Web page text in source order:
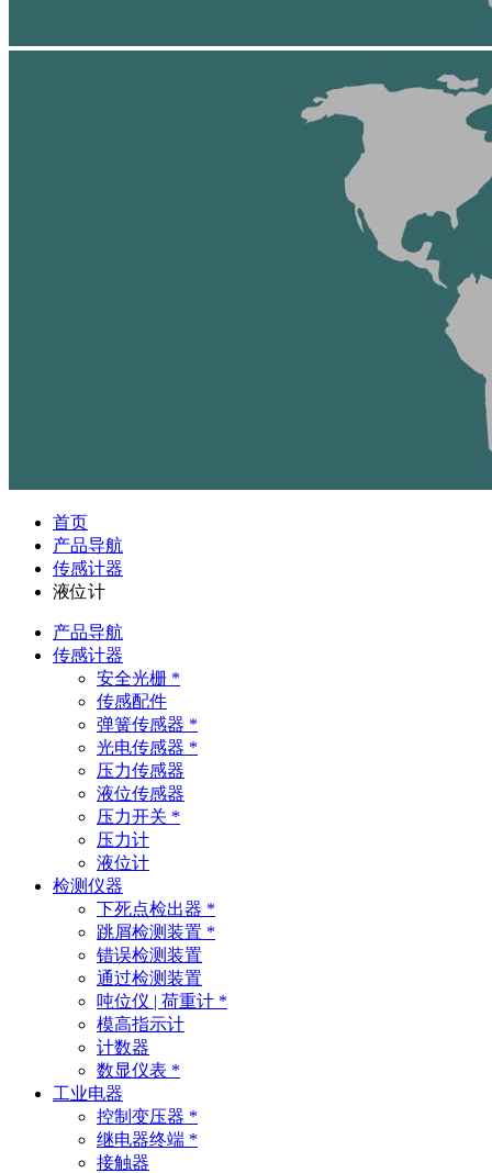
首页
产品导航
传感计器
液位计
产品导航
传感计器
安全光栅 *
传感配件
弹簧传感器 *
光电传感器 *
压力传感器
液位传感器
压力开关 *
压力计
液位计
检测仪器
下死点检出器 *
跳屑检测装置 *
错误检测装置
通过检测装置
吨位仪 | 荷重计 *
模高指示计
计数器
数显仪表 *
工业电器
控制变压器 *
继电器终端 *
接触器